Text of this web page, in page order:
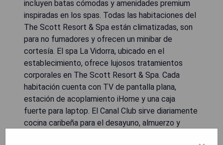
incluyen batas cómodas y amenidades premium
inspiradas en los spas. Todas las habitaciones del
The Scott Resort & Spa están climatizadas, son
para no fumadores y ofrecen un minibar de
cortesía. El spa La Vidorra, ubicado en el
establecimiento, ofrece lujosos tratamientos
corporales en The Scott Resort & Spa. Cada
habitación cuenta con TV de pantalla plana,
estación de acoplamiento iHome y una caja
fuerte para laptop. El Canal Club sirve diariamente
cocina caribeña para el desayuno, almuerzo y